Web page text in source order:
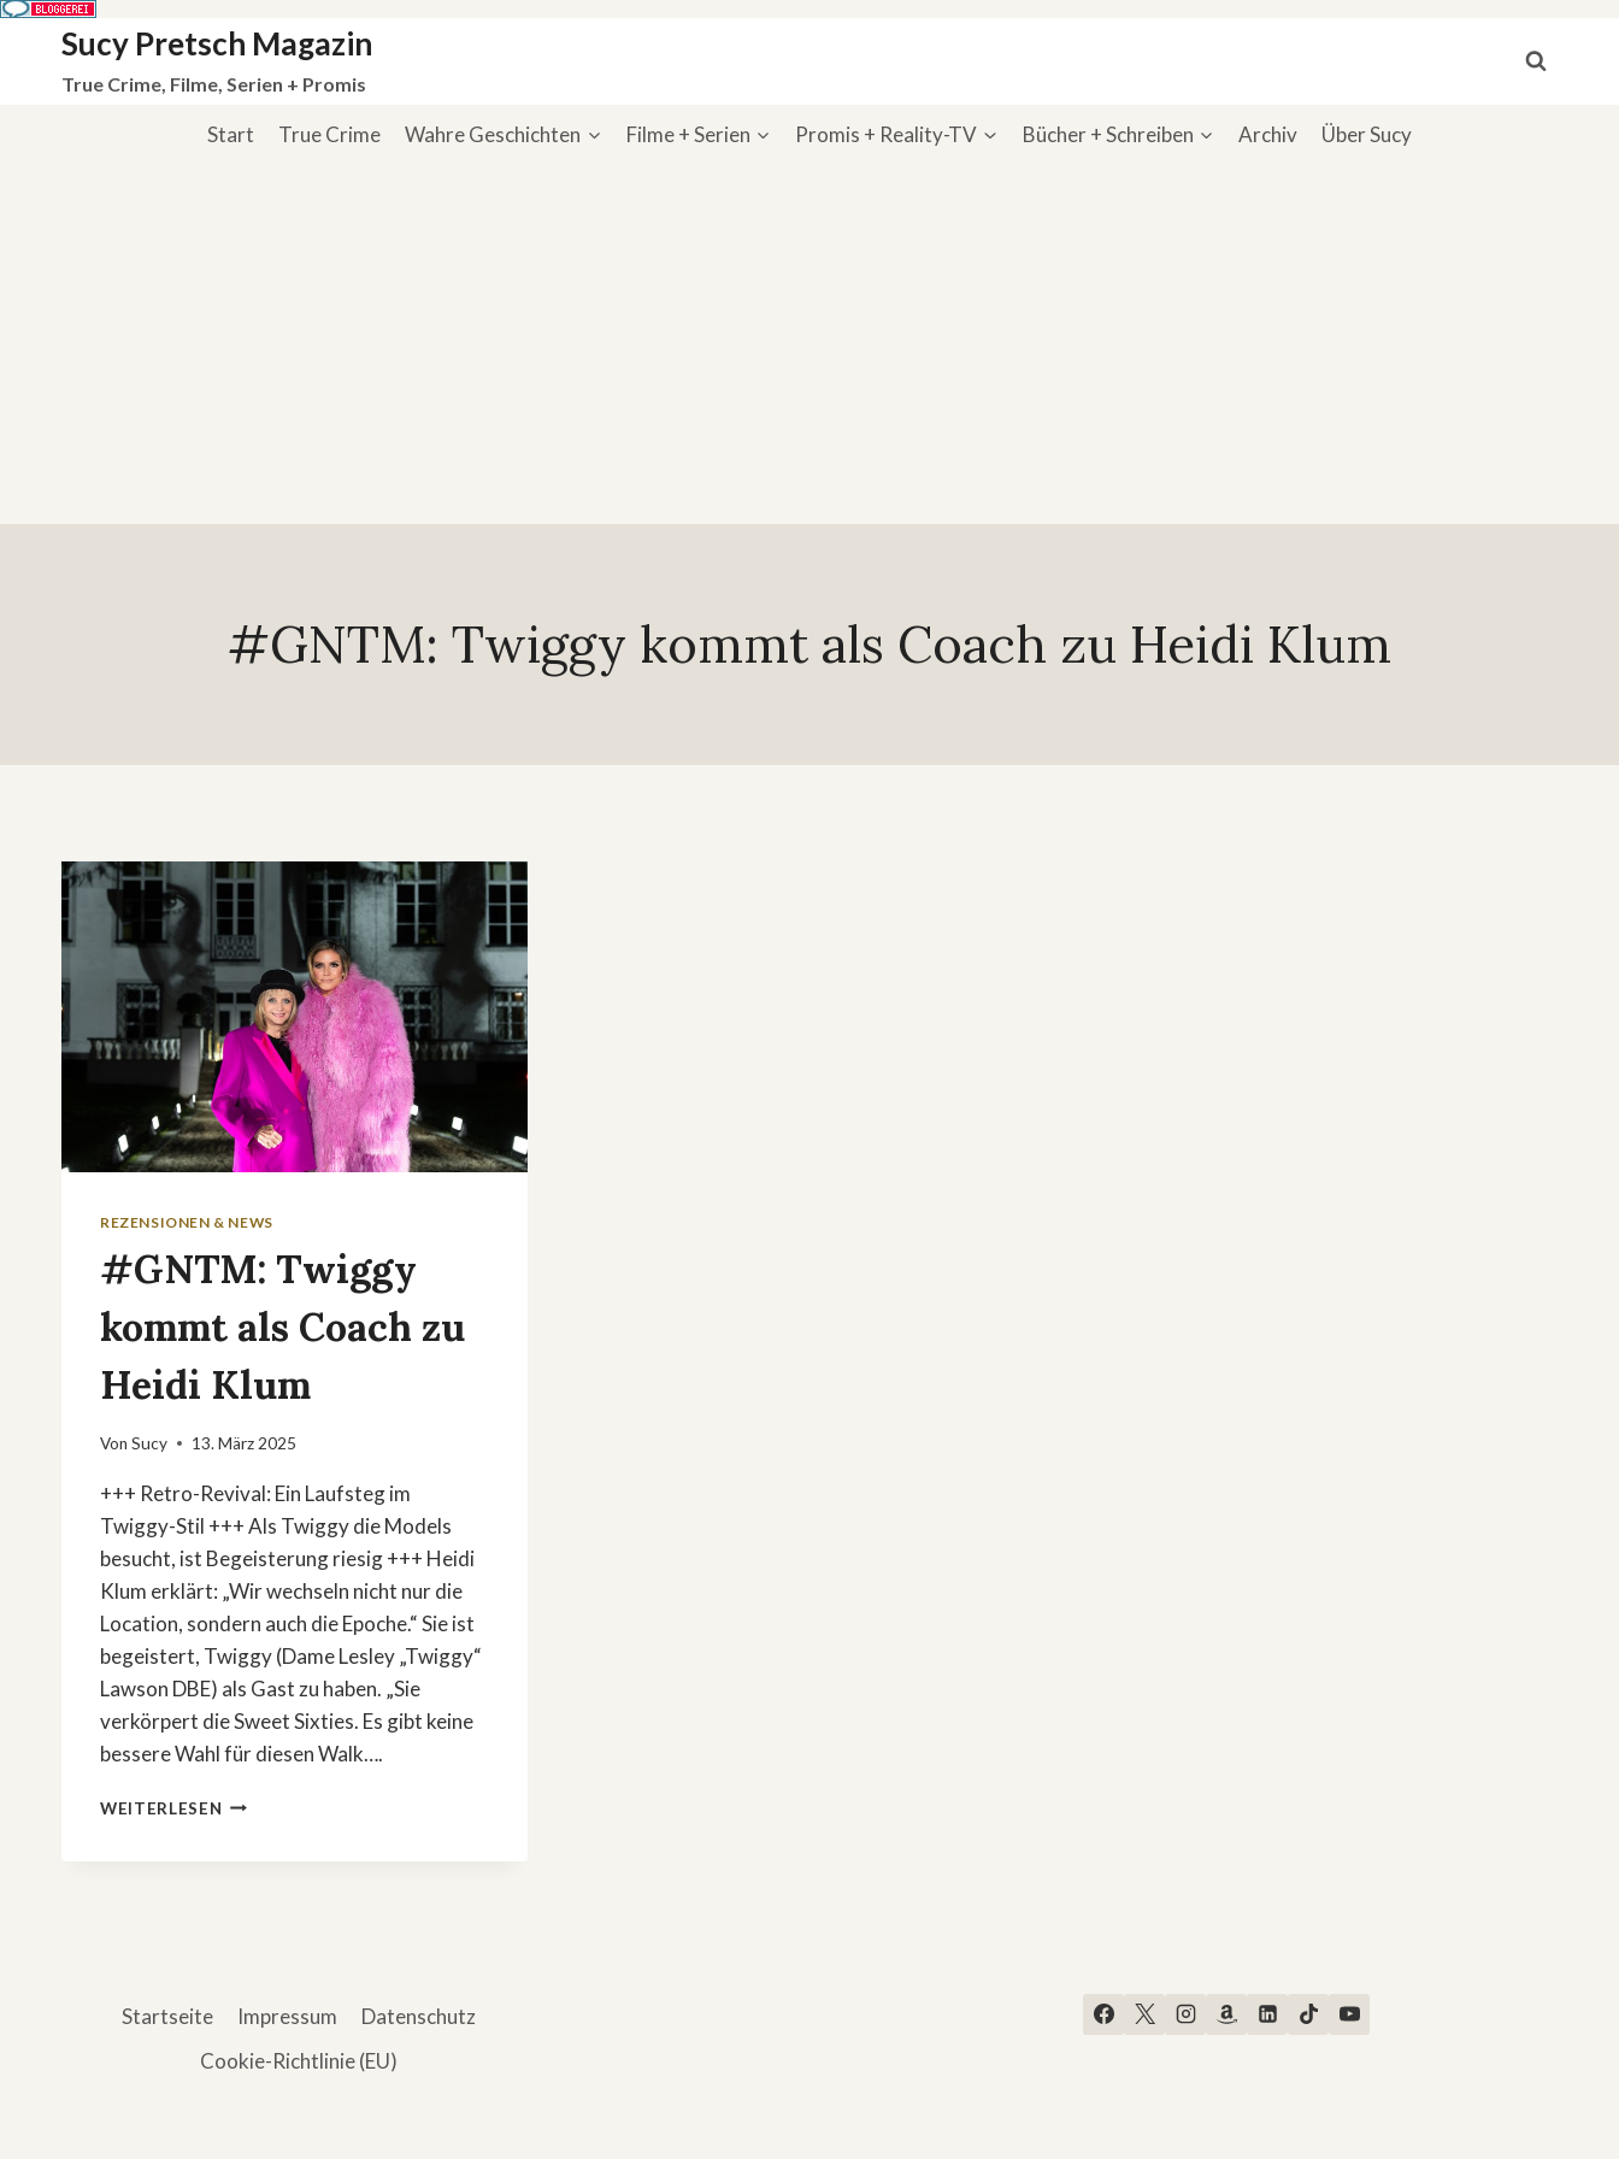
springen
Sucy Pretsch Magazin
True Crime, Filme, Serien + Promis
Start True Crime Wahre Geschichten Filme + Serien Promis + Reality-TV Bücher + Schreiben Archiv Über Sucy
#GNTM: Twiggy kommt als Coach zu Heidi Klum
REZENSIONEN & NEWS
#GNTM: Twiggy
kommt als Coach zu
Heidi Klum
Von Sucy 13. März 2025
+++ Retro-Revival: Ein Laufsteg im
Twiggy-Stil +++ Als Twiggy die Models
besucht, ist Begeisterung riesig +++ Heidi
Klum erklärt: „Wir wechseln nicht nur die
Location, sondern auch die Epoche.“ Sie ist
begeistert, Twiggy (Dame Lesley „Twiggy“
Lawson DBE) als Gast zu haben. „Sie
verkörpert die Sweet Sixties. Es gibt keine
bessere Wahl für diesen Walk….
WEITERLESEN #GNTM:
Startseite Impressum
Datenschutz
Cookie-Richtlinie (EU)